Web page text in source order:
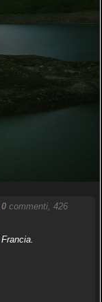
0commenti, 426